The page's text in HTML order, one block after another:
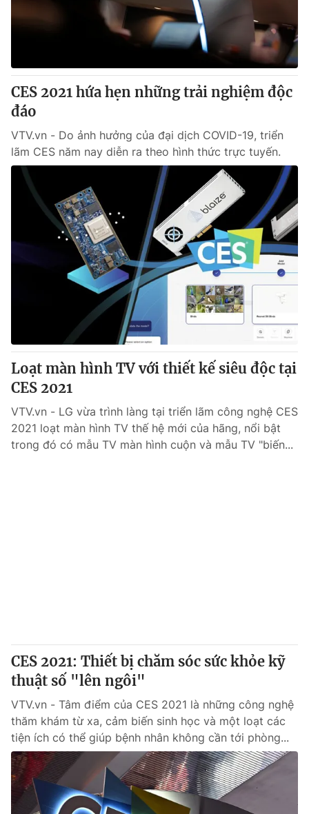
Sản phẩm
Tư vấn
Chuyên mục khác
Emagazine
Photo Infographic
Video Shorts video
VTV Money VTV Thể thao
VTV Sức khoẻ Bất động sản
Thị trường 24h Tấm lòng Việt
VTV4 Vươn mình bằng AI
VTV9
Liên hệ tòa soạn English
Giấy phép hoạt động báo in và báo điện tử số 483/GP-BTTTT
cấp ngày 29/12/2023
Tổng Biên tập: Vũ Thanh Thủy
Phó Tổng Biên tập:Nguyễn Thị Mỹ Hạnh, Phạm Quốc Thắng,
Nguyễn Trọng Ninh
Tổng đài VTV:024.38 355 931 - 024.38 355 932
Ðiện thoại Thời báo VTV:
024.66 897 897
Email:toasoan@vtv.vn
Liên hệ quảng cáo:024-7300.7108
CES 2021 hứa hẹn những trải nghiệm độc
đáo
VTV.vn - Do ảnh hưởng của đại dịch COVID-19, triển
lãm CES năm nay diễn ra theo hình thức trực tuyến.
Loạt màn hình TV với thiết kế siêu độc tại
CES 2021
VTV.vn - LG vừa trình làng tại triển lãm công nghệ CES
2021 loạt màn hình TV thế hệ mới của hãng, nổi bật
trong đó có mẫu TV màn hình cuộn và mẫu TV "biến...
CES 2021: Thiết bị chăm sóc sức khỏe kỹ
thuật số "lên ngôi"
VTV.vn - Tâm điểm của CES 2021 là những công nghệ
thăm khám từ xa, cảm biến sinh học và một loạt các
tiện ích có thể giúp bệnh nhân không cần tới phòng...